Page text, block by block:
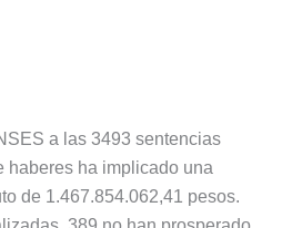
a las 3493 sentencias
haberes ha implicado una
de 1.467.854.062,41 pesos.